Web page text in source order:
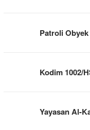
Patroli
Kodim 1002/
Yayasan Al-